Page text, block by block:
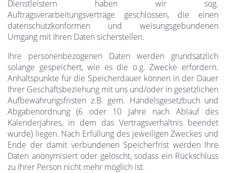
Dienstleistern haben wir sog.
Auftragsverarbeitungsverträge geschlossen, die einen
datenschutzkonformen und weisungsgebundenen
Umgang mit Ihren Daten sicherstellen.
Ihre personenbezogenen Daten werden grundsätzlich
solange gespeichert, wie es die o.g. Zwecke erfordern.
Anhaltspunkte für die Speicherdauer können in der Dauer
Ihrer Geschäftsbeziehung mit uns und/oder in gesetzlichen
Aufbewahrungsfristen z.B. gem. Handelsgesetzbuch und
Abgabenordnung (6 oder 10 Jahre nach Ablauf des
Kalenderjahres, in dem das Vertragsverhältnis beendet
wurde) liegen. Nach Erfüllung des jeweiligen Zweckes und
Ende der damit verbundenen Speicherfrist werden Ihre
Daten anonymisiert oder gelöscht, sodass ein Rückschluss
zu Ihrer Person nicht mehr möglich ist.